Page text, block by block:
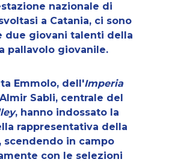
nazionale di
a Catania, ci sono
due giovani talenti della
pallavolo giovanile.
Emmolo, dell'Imperia
Sabli, centrale del
, hanno indossato la
rappresentativa della
scendendo in campo
con le selezioni